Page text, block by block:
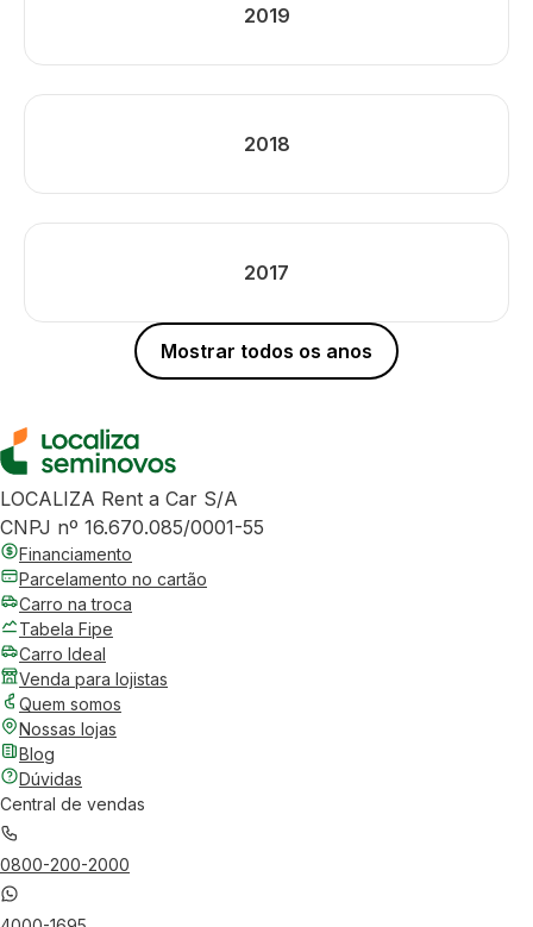
2019
2018
2017
Mostrar todos os anos
LOCALIZA Rent a Car S/A
CNPJ nº 16.670.085/0001-55
Financiamento
Parcelamento no cartão
Carro na troca
Tabela Fipe
Carro Ideal
Venda para lojistas
Quem somos
Nossas lojas
Blog
Dúvidas
Central de vendas
0800-200-2000